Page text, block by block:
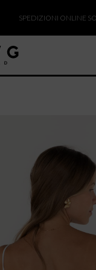
SPEDIZIONI ONLINE SOSPESE